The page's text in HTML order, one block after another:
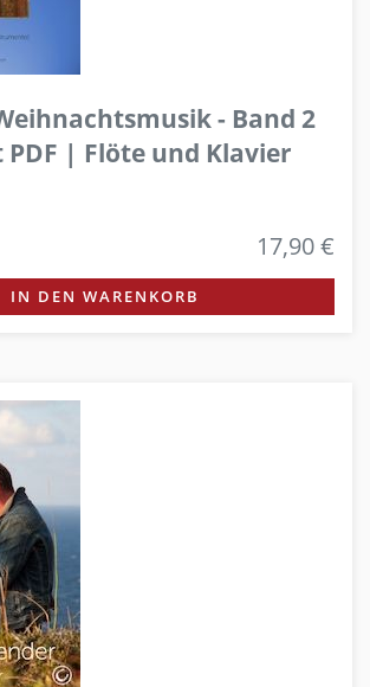
- Band 2
| Flöte und Klavier
17,90 €
IN DEN WARENKORB